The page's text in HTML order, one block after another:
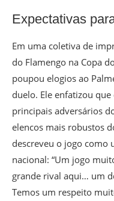
Expectativas
Em uma coletiva de
do Flamengo na Copa
poupou elogios ao
duelo. Ele enfatizou
principais adversários
elencos mais robustos
descreveu o jogo como
nacional: “Um jogo
grande rival aqui… um
Temos um respeito